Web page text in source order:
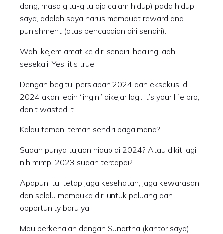
dong, masa gitu-gitu aja dalam hidup) pada hidup
saya, adalah saya harus membuat reward and
punishment (atas pencapaian diri sendiri).
Wah, kejem amat ke diri sendiri, healing laah
sesekali! Yes, it’s true.
Dengan begitu, persiapan 2024 dan eksekusi di
2024 akan lebih “ingin” dikejar lagi. It’s your life bro,
don’t wasted it.
Kalau teman-teman sendiri bagaimana?
Sudah punya tujuan hidup di 2024? Atau dikit lagi
nih mimpi 2023 sudah tercapai?
Apapun itu, tetap jaga kesehatan, jaga kewarasan,
dan selalu membuka diri untuk peluang dan
opportunity baru ya.
Mau berkenalan dengan Sunartha (kantor saya)